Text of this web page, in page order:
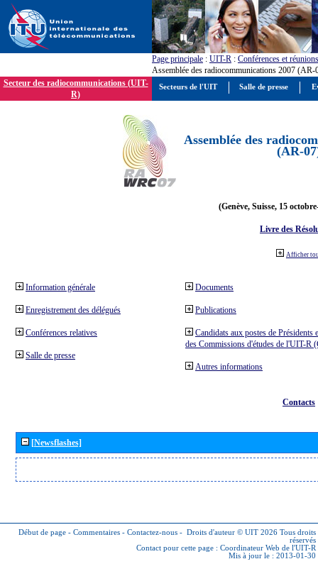
Page principale : UIT-R : Conférences et réunions
Assemblée des radiocommunications 2007 (AR-
Secteur des radiocommunications (UIT-
R)
Assemblée des
(AR-
(Genève, Suisse, 15
Livre des
Afficher
Information générale
Enregistrement des délégués
Conférences relatives
Salle de presse
Documents
Publications
Candidats aux postes de Présidents
des Commissions d'études de l'UIT-R
Autres informations
Contacts
[Newsflashes]
Début de page - Commentaires - Contactez-nous - Droits d'auteur © UIT 2026 Tous droits
réservés
Contact pour cette page : Coordinateur Web de l'UIT-R
Mis à jour le : 2013-01-30
Secteurs de l'UIT Salle de presse